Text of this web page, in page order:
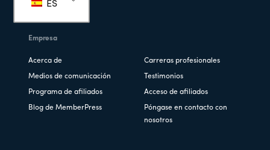
ES
Empresa
Acerca de Carreras profesionales
Medios de comunicación Testimonios
Programa de afiliados Acceso de afiliados
Blog de MemberPress
Póngase en contacto con
nosotros